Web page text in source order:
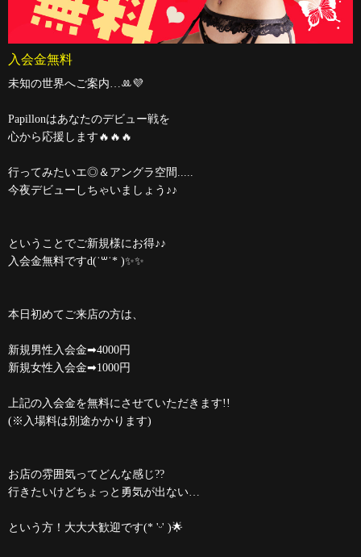
入会金無料
未知の世界へご案内…‪ꔛ‬💜
Papillonはあなたのデビュー戦を
心から応援します🔥🔥🔥
行ってみたいエ◎＆アングラ空間.....
今夜デビューしちゃいましょう♪♪
ということでご新規様にお得♪♪
入会金無料ですd(˙꒳​˙* )✨️✨️
本日初めてご来店の方は、
新規男性入会金➡4000円
新規女性入会金➡1000円
上記の入会金を無料にさせていただきます!!
(※入場料は別途かかります)
お店の雰囲気ってどんな感じ??
行きたいけどちょっと勇気が出ない…
という方！大大大歓迎です(* 'ᵕ' )🌟